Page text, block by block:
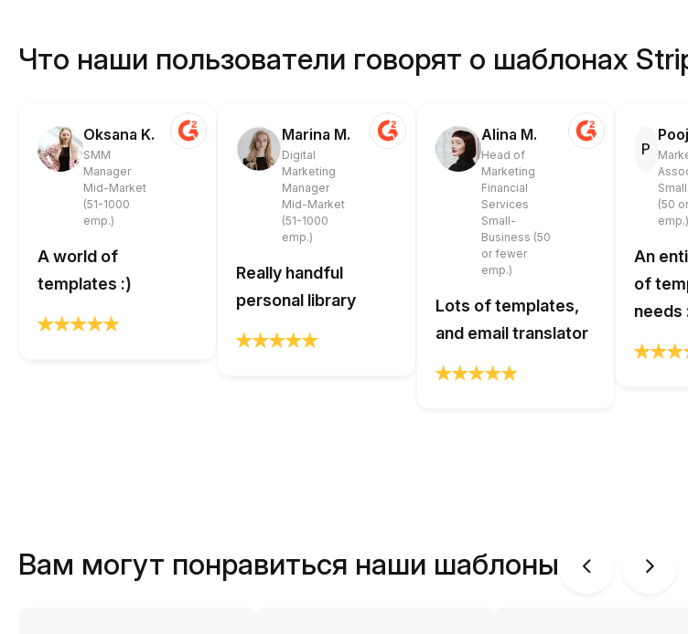
Что наши пользователи говорят о шаблонах
Oksana K.
SMM
Manager
Mid-Market
(51-1000
emp.)
A world of
templates :)
Marina M.
Digital
Marketing
Manager
Mid-Market
(51-1000
emp.)
Really handful
personal library
Alina M.
Head of
Marketing
Financial
Services
Small-
Business (50
or fewer
emp.)
Lots of templates,
and email translator
P
(50
emp.)
An
of
needs
Вам могут понравиться наши шаблоны